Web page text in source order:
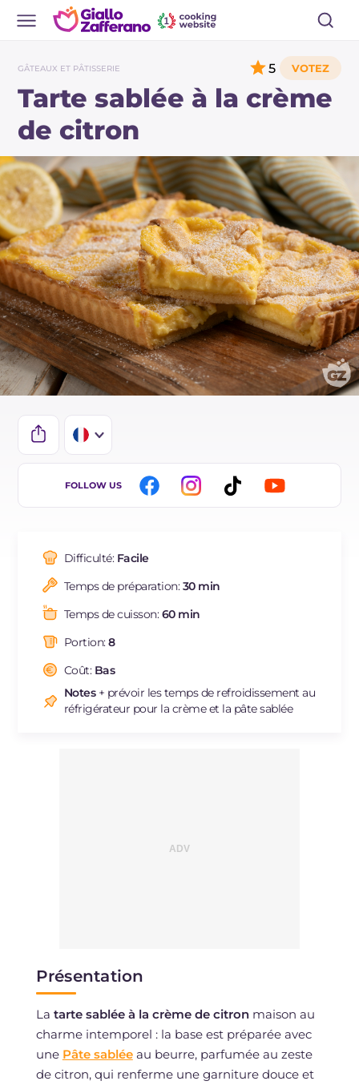
GÂTEAUX ET PÂTISSERIE
Tarte sablée à la crème
de citron
5
IT
ES
NL
BR
FOLLOW US
Difficulté: Facile
Temps de préparation:30 min
Temps de cuisson:60 min
Portion:8
Coût: Bas
Notes+ prévoir les temps de refroidissement au
réfrigérateur pour la crème et la pâte sablée
Présentation
La tarte sablée à la crème de citronmaison au
charme intemporel : la base est préparée avec
une Pâte sabléeau beurre, parfumée au zeste
de citron, qui renferme une garniture douce et